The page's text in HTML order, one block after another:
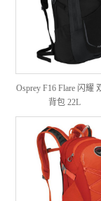
Osprey F16 Flare 闪耀
背包 22L